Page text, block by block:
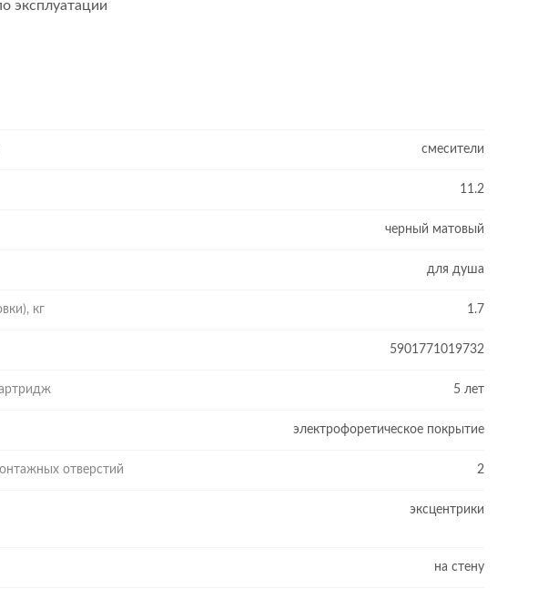
эксплуатации
смесители
11.2
черный матовый
для душа
кг 1.7
5901771019732
5 лет
электрофоретическое покрытие
отверстий 2
эксцентрики
на стену